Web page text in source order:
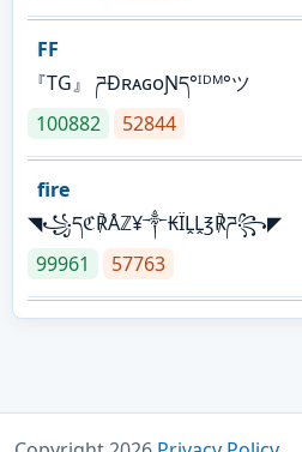
FF
『TG』 ཌĐʀᴀɢᴏƝད°ᴵᴰᴹ°ツ
100882
52844
fire
◥꧁དℭ℟Åℤ¥༒₭ÏḼḼ℥℟ཌ꧂◤
99961
57763